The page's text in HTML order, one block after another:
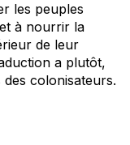
les peuples
à nourrir la
de leur
a plutôt,
colonisateurs.